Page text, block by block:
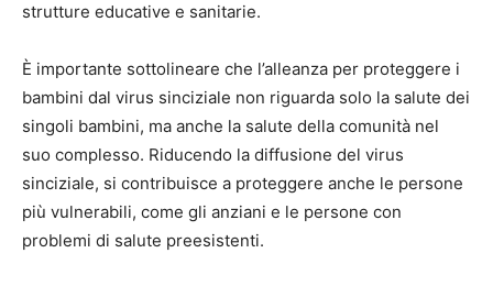
strutture educative e sanitarie.
È importante sottolineare che l’alleanza per proteggere i
bambini dal virus sinciziale non riguarda solo la salute dei
singoli bambini, ma anche la salute della comunità nel
suo complesso. Riducendo la diffusione del virus
sinciziale, si contribuisce a proteggere anche le persone
più vulnerabili, come gli anziani e le persone con
problemi di salute preesistenti.